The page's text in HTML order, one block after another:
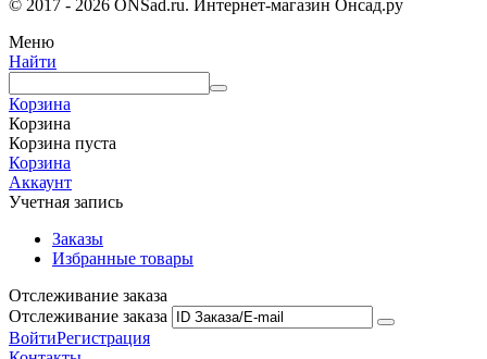
© 2017 - 2026 ONSad.ru. Интернет-магазин Онсад.ру
Меню
Найти
Корзина
Корзина
Корзина пуста
Корзина
Аккаунт
Учетная запись
Заказы
Избранные товары
Отслеживание заказа
Отслеживание заказа
ВойтиРегистрация